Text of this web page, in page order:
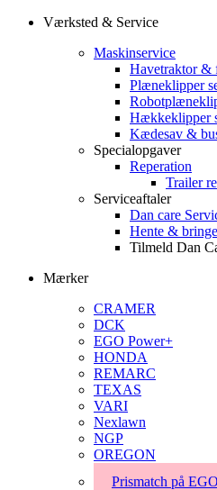
Værksted & Service
Maskinservice
Havetraktor &
Plæneklipper
Hækkeklipper
Kædesav &
Specialopgaver
Reperation
Trailer
Serviceaftaler
Dan care
Hente &
Tilmeld Dan
Mærker
CRAMER
DCK
EGO Power+
HONDA
REMARC
TEXAS
VARI
Nexlawn
NGP
OREGON
Prismatch på